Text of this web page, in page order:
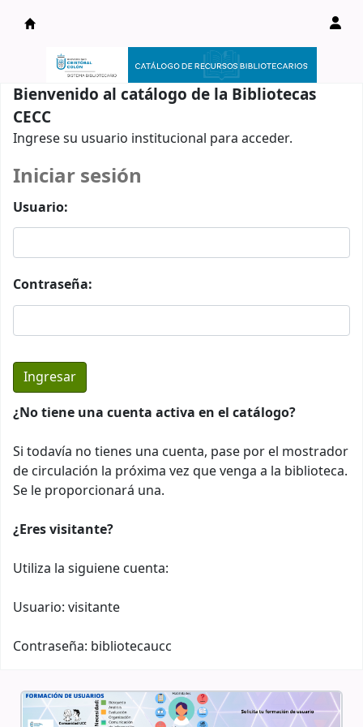
Catálogo en línea
Bienvenido al catálogo de la Bibliotecas
CECC
Ingrese su usuario institucional para acceder.
Iniciar sesión
Usuario:
Contraseña:
¿No tiene una cuenta activa en el catálogo?
Si todavía no tienes una cuenta, pase por el mostrador
de circulación la próxima vez que venga a la biblioteca.
Se le proporcionará una.
¿Eres visitante?
Utiliza la siguiene cuenta:
Usuario: visitante
Contraseña: bibliotecaucc